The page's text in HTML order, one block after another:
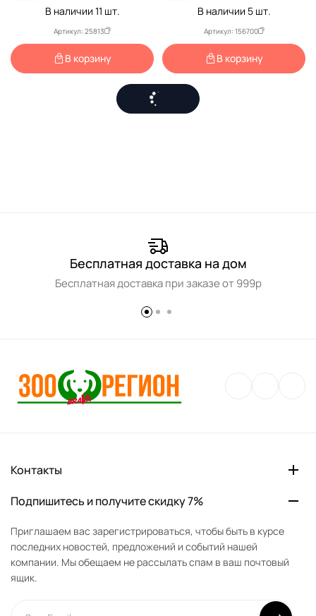
В наличии 11 шт.
Артикул: 25813
В корзину
В наличии 5шт.
Артикул: 156700
В корзину
Бесплатная доставка на дом
Бесплатная доставка при заказе от 999р
Контакты
Подпишитесь и получите скидку 7%
Приглашаем вас зарегистрироваться, чтобы быть в курсе
последних новостей, предложений и событий нашей
компании. Мы обещаем не рассылать спам в ваш почтовый
ящик.